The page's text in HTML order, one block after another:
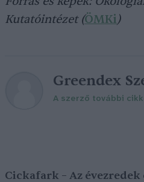
Kutatóintézet (ÖMKi)
Greendex
A szerző további
Cickafark – Az